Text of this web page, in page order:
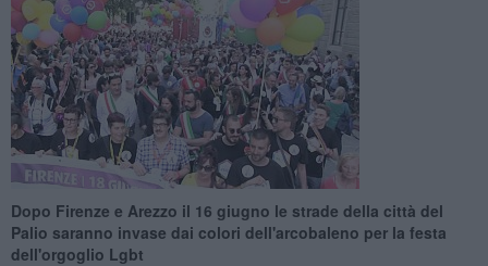
Dopo Firenze e Arezzo il 16 giugno le strade della città del
Palio saranno invase dai colori dell'arcobaleno per la festa
dell'orgoglio Lgbt